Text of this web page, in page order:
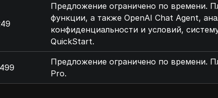
Предложение ограничено по времени.
функции, а также OpenAI Chat Agent,
конфиденциальности и условий,
QuickStart.
Предложение ограничено по времени.
Pro.